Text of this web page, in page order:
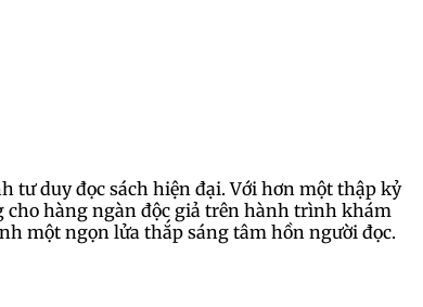
tư duy đọc sách hiện đại. Với hơn một thập kỷ
cho hàng ngàn độc giả trên hành trình khám
một ngọn lửa thắp sáng tâm hồn người đọc.